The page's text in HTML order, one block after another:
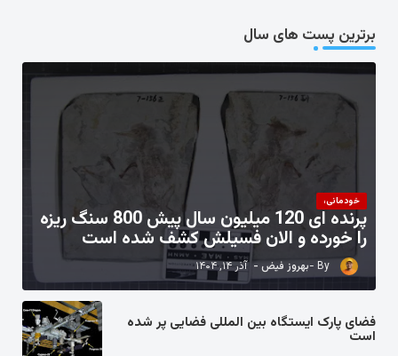
برترین پست های سال
خودمانی،
پرنده ای 120 میلیون سال پیش 800 سنگ ریزه
را خورده و الان فسیلش کشف شده است
بهروز فیض آذر ۱۴, ۱۴۰۴
فضای پارک ایستگاه بین المللی فضایی پر شده
است